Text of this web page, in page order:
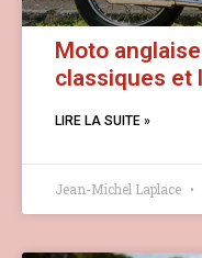
Moto
classiques et
LIRE LA SUITE »
Jean-Michel Laplace